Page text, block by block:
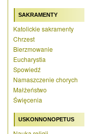
SAKRAMENTY
Katolickie sakramenty
Chrzest
Bierzmowanie
Eucharystia
Spowiedź
Namaszczenie chorych
Małżeństwo
Święcenia
USKONNONOPETUS